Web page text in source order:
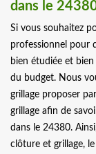
dans le
Si vous souhaitez
professionnel pour
bien étudiée et
du budget. Nous
grillage proposer
grillage afin de
dans le 24380.
clôture et grillage,